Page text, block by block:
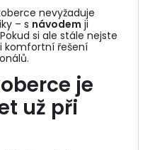
nevyžaduje
– s návodem ji
si ale stále nejste
komfortní řešení
je
už při